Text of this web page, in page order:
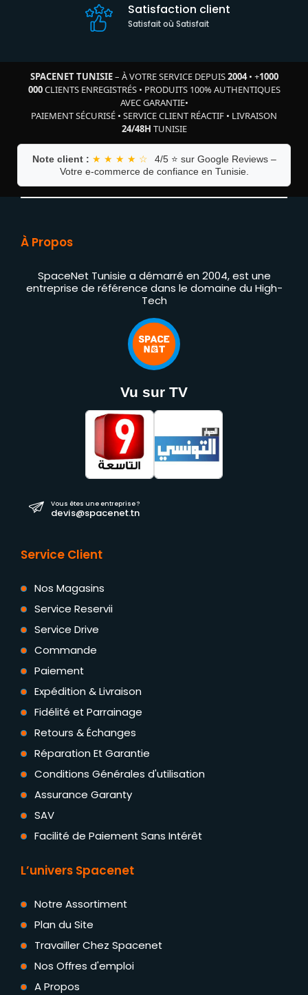
Satisfaction client
Satisfait où Satisfait
SPACENET TUNISIE– À VOTRE SERVICE DEPUIS2004• +1000
000CLIENTS ENREGISTRÉS• PRODUITS 100% AUTHENTIQUES
AVEC GARANTIE•
PAIEMENT SÉCURISÉ • SERVICE CLIENT RÉACTIF • LIVRAISON
24/48H TUNISIE
Note client : ★ ★ ★ ★ ☆
4/5 ⭐ sur Google Reviews –
Votre e-commerce de confiance en Tunisie.
À Propos
SpaceNet Tunisie a démarré en 2004, est une
entreprise de référence dans le domaine du High-
Tech
Vu sur TV
Vous êtes une entreprise ?
devis@spacenet.tn
Service Client
Nos Magasins
Service Reservii
Service Drive
Commande
Paiement
Expédition & Livraison
Fidélité et Parrainage
Retours & Échanges
Réparation Et Garantie
Conditions Générales d'utilisation
Assurance Garanty
SAV
Facilité de Paiement Sans Intérêt
L’univers Spacenet
Notre Assortiment
Plan du Site
Travailler Chez Spacenet
Nos Offres d'emploi
A Propos